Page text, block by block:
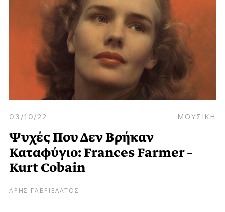
03/10/22 ΜΟΥΣΙΚΗ
Ψυχές Που Δεν Βρήκαν
Καταφύγιο: Frances Farmer –
Kurt Cobain
ΑΡΗΣ ΓΑΒΡΙΕΛΑΤΟΣ